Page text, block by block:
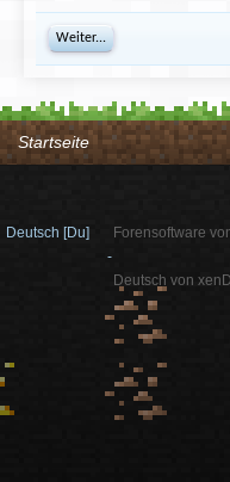
Weiter...
Startseite
Deutsch [Du]
Forensoftware
-
Deutsch von